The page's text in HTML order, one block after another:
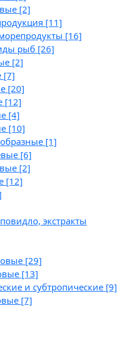
[2]
[11]
[16]
рыб [26]
[2]
[7]
[20]
[12]
[4]
[10]
[1]
[6]
[2]
[12]
экстракты
[29]
[13]
и субтропические [9]
[7]